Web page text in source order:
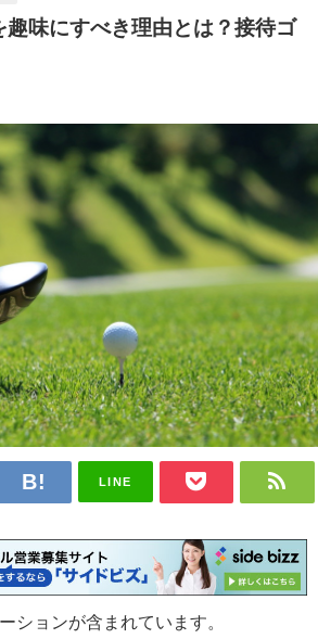
趣味にすべき理由とは？接待ゴ
LINE
ションが含まれています。